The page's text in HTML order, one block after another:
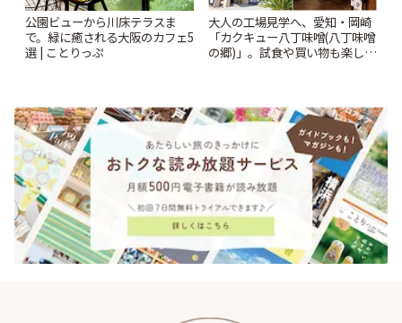
公園ビューから川床テラスま
で。緑に癒される大阪のカフェ5
選 | ことりっぷ
大人の工場見学へ、愛知・岡崎
「カクキュー八丁味噌(八丁味噌
の郷)」。試食や買い物も楽しみ